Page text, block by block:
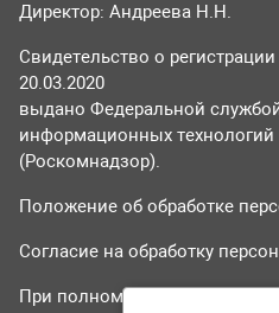
Директор: Андреева Н.Н.
Свидетельство о
20.03.2020
выдано Федеральной
информационных
(Роскомнадзор).
Положение об обработке
Согласие на обработку
При полном или частичном